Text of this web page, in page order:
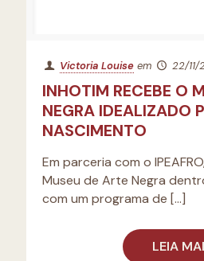
Victoria Louise em 22/11/
INHOTIM RECEBE O
NEGRA IDEALIZADO
NASCIMENTO
Em parceria com o
Museu de Arte Negra
com um programa de […]
LEIA